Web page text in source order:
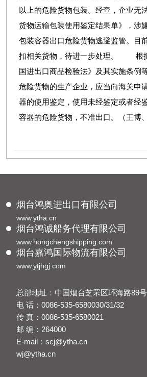
以上的危险货物包装。经查，企业无
货物运输包装使用鉴定结果单》，涉
包装容器出口危险货物逃避监管。目
扣相关货物，待进一步处理。 根
国进出口商品检验法》及其实施条例
危险货物的生产企业，应当向海关申
器的使用鉴定，使用未经鉴定或者经
容器的危险货物，不准出口。（王博
烟台鸿奥进出口有限公司
www.ytha.cn
烟台鸿诚船务代理有限公司
www.hongchengshipping.com
烟台嘉鸿国际物流有限公司
www.ytjhgj.com
总部地址：中国烟台芝罘区环海路89
电 话：0086-535-6580030/31/32
传 真：0086-535-6580021
邮 编：264000
E-mail：scj@ytha.cn
wj@ytha.cn